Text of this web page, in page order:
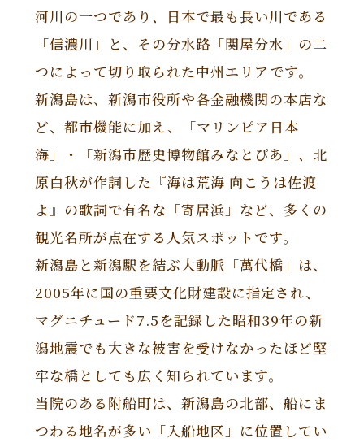
河川の一つであり、日本で最も長い川である
「信濃川」と、その分水路「関屋分水」の二
つによって切り取られた中州エリアです。
新潟島は、新潟市役所や各金融機関の本店な
ど、都市機能に加え、「マリンピア日本
海」・「新潟市歴史博物館みなとぴあ」、北
原白秋が作詞した『海は荒海 向こうは佐渡
よ』の歌詞で有名な「寄居浜」など、多くの
観光名所が点在する人気スポットです。
新潟島と新潟駅を結ぶ大動脈「萬代橋」は、
2005年に国の重要文化財建設に指定され、
マグニチュード7.5を記録した昭和39年の新
潟地震でも大きな被害を受けなかったほど堅
牢な橋としても広く知られています。
当院のある附船町は、新潟島の北部、船にま
つわる地名が多い「入船地区」に位置してい